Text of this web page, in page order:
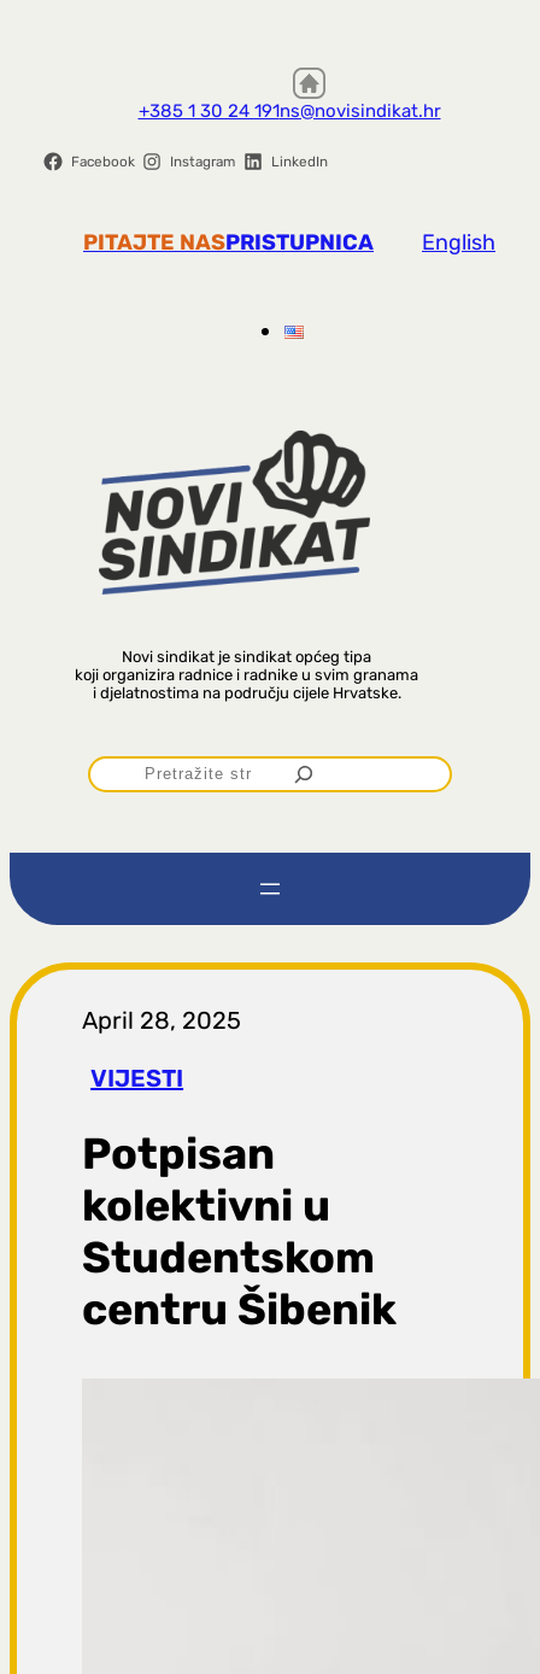
+385 1 30 24 191ns@novisindikat.hr
Facebook Instagram LinkedIn
PITAJTE NASPRISTUPNICA English
Novi sindikat je sindikat općeg tipa
koji organizira radnice i radnike u svim granama
i djelatnostima na području cijele Hrvatske.
P
r
t
r
a
g
a
April 28, 2025
VIJESTI
Potpisan
kolektivni u
Studentskom
centru Šibenik